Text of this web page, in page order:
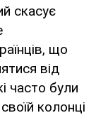
скасує
що
від
часто були
колонці